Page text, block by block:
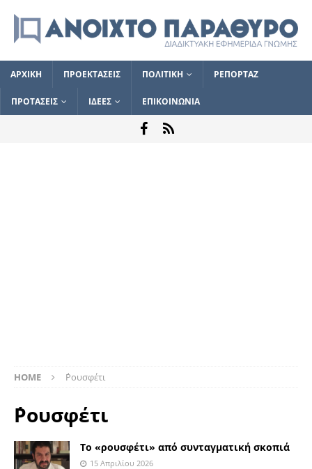
ΑΡΧΙΚΗ ΠΡΟΕΚΤΑΣΕΙΣ ΠΟΛΙΤΙΚΗ ΡΕΠΟΡΤΑΖ
ΠΡΟΤΑΣΕΙΣ ΙΔΕΕΣ ΕΠΙΚΟΙΝΩΝΙΑ
HOME ΄Ρουσφέτι
΄Ρουσφέτι
Το «ρουσφέτι» από συνταγματική σκοπιά
15 Απριλίου 2026